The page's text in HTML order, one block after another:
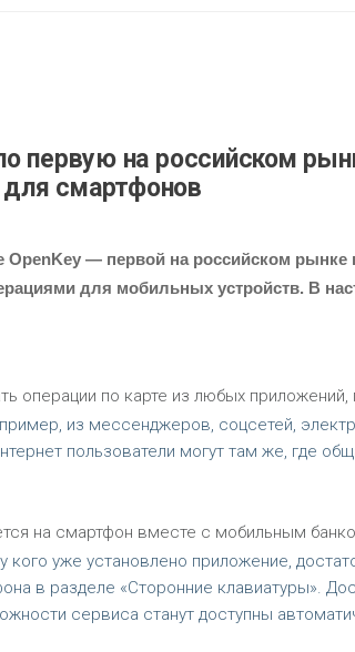
первую на российском
для смартфонов
OpenKey — первой на российском рынке
для мобильных устройств. В
по карте из любых приложений,
из мессенджеров, соцсетей,
пользователи могут там же, где
на смартфон вместе с мобильным
уже установлено приложение,
в разделе «Сторонние клавиатуры».
сервиса станут доступны